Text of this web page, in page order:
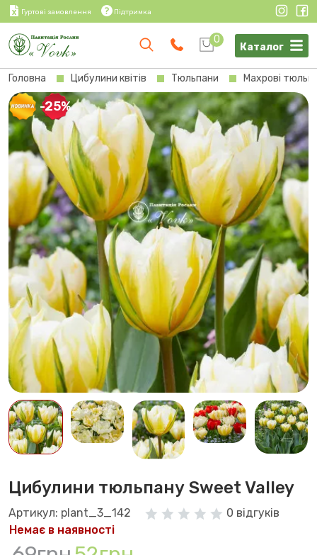
Гуртові замовлення Підтримка
0
Каталог
Головна Цибулини квітів Тюльпани Махрові
-25%
Цибулини тюльпану Sweet Valley
Артикул: plant_3_142
0 відгуків
Немає в наявності